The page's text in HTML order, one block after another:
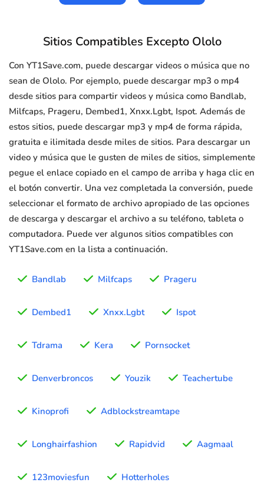
Sitios Compatibles Excepto Ololo
Con YT1Save.com, puede descargar videos o música que no
sean de Ololo. Por ejemplo, puede descargar mp3 o mp4
desde sitios para compartir videos y música como Bandlab,
Milfcaps, Prageru, Dembed1, Xnxx.Lgbt, Ispot. Además de
estos sitios, puede descargar mp3 y mp4 de forma rápida,
gratuita e ilimitada desde miles de sitios. Para descargar un
video y música que le gusten de miles de sitios, simplemente
pegue el enlace copiado en el campo de arriba y haga clic en
el botón convertir. Una vez completada la conversión, puede
seleccionar el formato de archivo apropiado de las opciones
de descarga y descargar el archivo a su teléfono, tableta o
computadora. Puede ver algunos sitios compatibles con
YT1Save.com en la lista a continuación.
Bandlab Milfcaps Prageru
Dembed1 Xnxx.Lgbt Ispot
Tdrama Kera Pornsocket
Denverbroncos Youzik Teachertube
Kinoprofi Adblockstreamtape
Longhairfashion Rapidvid Aagmaal
123moviesfun Hotterholes